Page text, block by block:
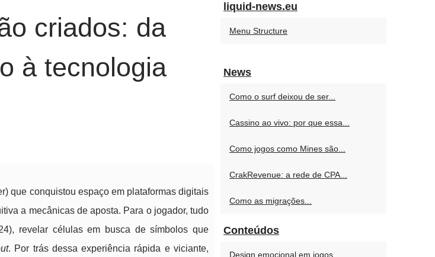
criados: da
à tecnologia
que conquistou espaço em plataformas digitais
a mecânicas de aposta. Para o jogador, tudo
revelar células em busca de símbolos que
. Por trás dessa experiência rápida e viciante,
liquid-news.eu
Menu Structure
News
Como o surf deixou de ser...
Cassino ao vivo: por que essa...
Como jogos como Mines são...
CrakRevenue: a rede de CPA...
Como as migrações...
Conteúdos
Design emocional em jogos...